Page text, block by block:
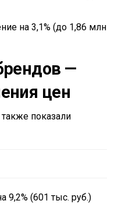
на 3,1% (до 1,86 млн
—
цен
показали
9,2% (601 тыс. руб.)